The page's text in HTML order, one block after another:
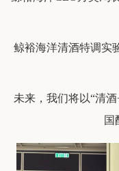
鲸裕海洋清酒特调实
未来，我们将以“清
国